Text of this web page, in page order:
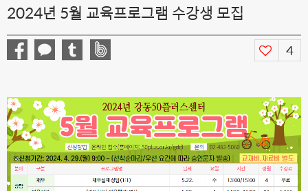
2024년 5월 교육프로그램 수강생 모집
4